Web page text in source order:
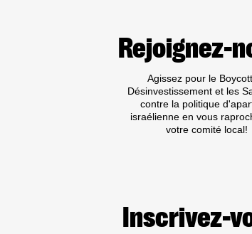
Rejoignez-
Agissez pour le
Désinvestissement et les
contre la politique
israélienne en vous
votre comité local!
Inscrivez-